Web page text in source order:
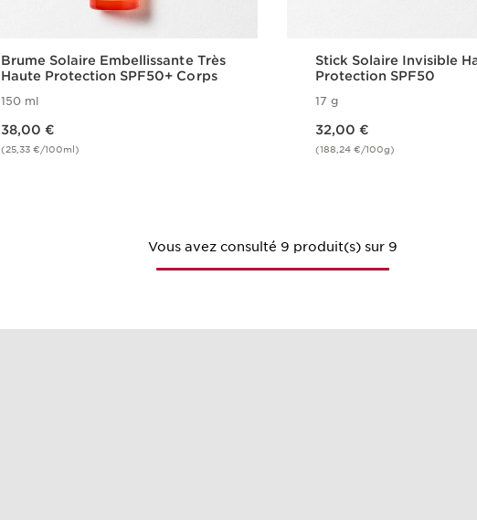
Brume Solaire Embellissante Très
Haute Protection SPF50+ Corps
150 ml
38,00 €
(25,33 €/100ml)
Stick Solaire Invisible
Protection SPF50
17 g
32,00 €
(188,24 €/100g)
Vous avez consulté 9 produit(s) sur 9